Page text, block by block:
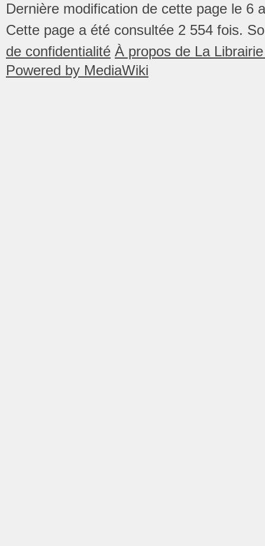
Dernière modification de cette page le 6
Cette page a été consultée 2 554 fois.
de confidentialité À propos de La
Powered by MediaWiki